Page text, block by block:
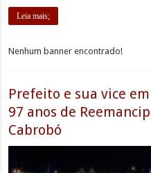
Leia mais;
Nenhum banner encontrado!
Prefeito e sua vice
97 anos de
Cabrobó